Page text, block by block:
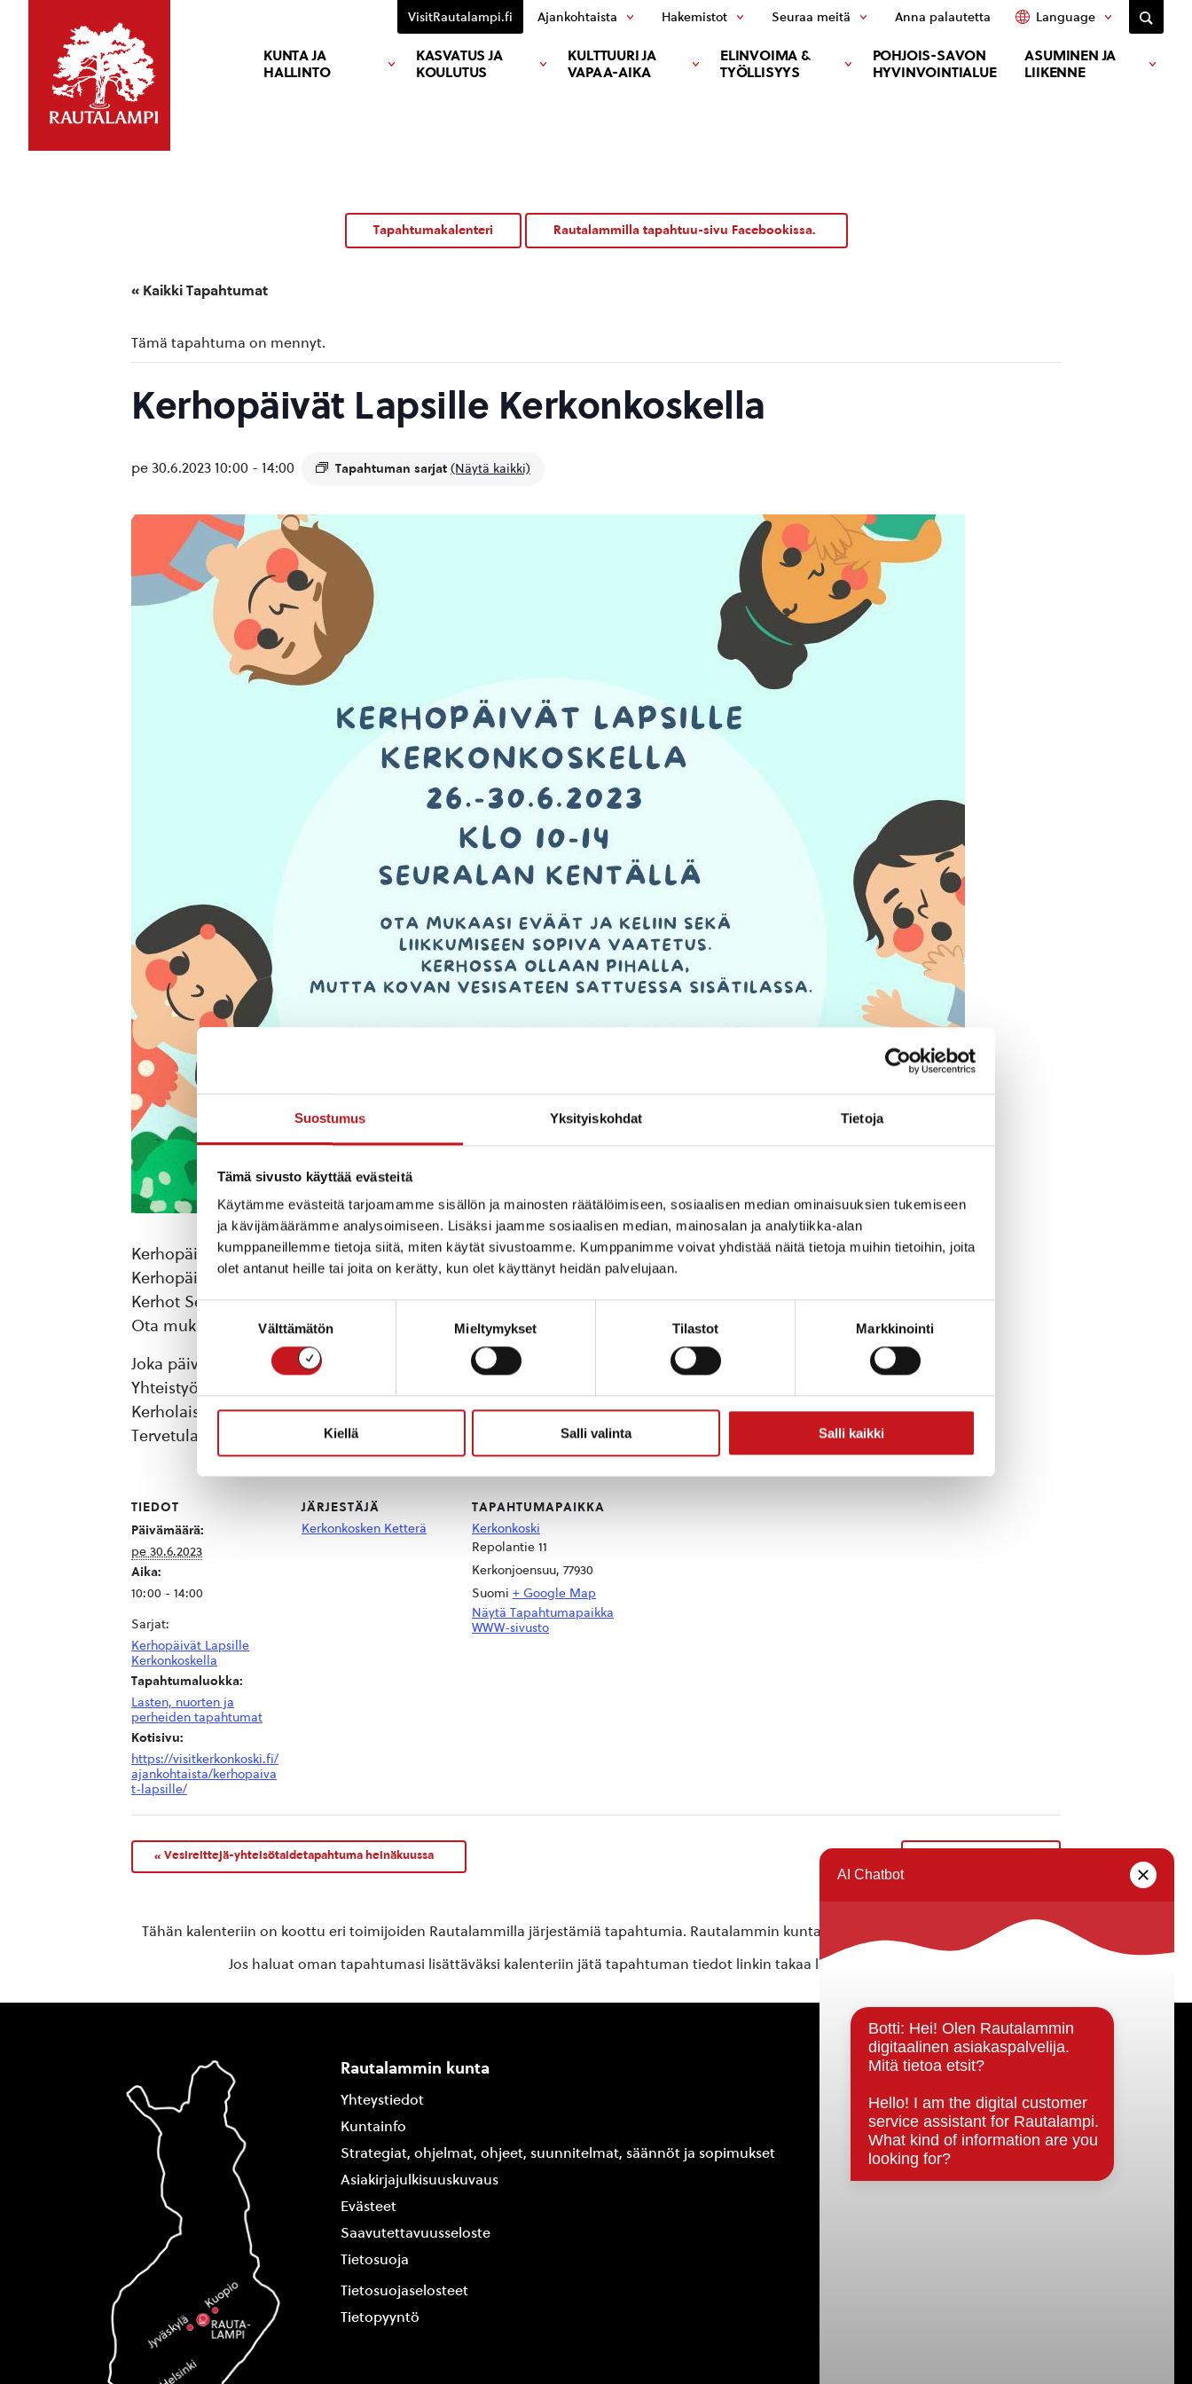
Suostumus Yksityiskohdat Tietoja
Tämä sivusto käyttää evästeitä
Käytämme evästeitä tarjoamamme sisällön ja mainosten räätälöimiseen, sosiaalisen median ominaisuuksien tukemiseen
ja kävijämäärämme analysoimiseen. Lisäksi jaamme sosiaalisen median, mainosalan ja analytiikka-alan
kumppaneillemme tietoja siitä, miten käytät sivustoamme. Kumppanimme voivat yhdistää näitä tietoja muihin tietoihin, joita
olet antanut heille tai joita on kerätty, kun olet käyttänyt heidän palvelujaan.
Suostumuksen
Välttämätön Mieltymykset Tilastot Markkinointi
Kiellä Salli valinta Salli kaikki
KUNTA JA
HALLINTO
KASVATUS JA
KOULUTUS
KULTTUURI JA
VAPAA-AIKA
ELINVOIMA &
TYÖLLISYYS
POHJOIS-SAVON
HYVINVOINTIALUE
ASUMINEN JA
LIIKENNE
VisitRautalampi.fi Ajankohtaista Hakemistot Seuraa meitä Anna palautetta Language
Tapahtumakalenteri Rautalammilla tapahtuu-sivu Facebookissa.
« Kaikki Tapahtumat
Tämä tapahtuma on mennyt.
Kerhopäivät Lapsille Kerkonkoskella
pe 30.6.2023 10:00 - 14:00 Tapahtuman sarjat (Näytä kaikki)
Kerhopäivät Lapsille:
Kerhopäivät lapsille Kerkonkoskella 26.-30.6.2023 klo 10-14.
Kerhot Seuralan kentällä, mutta kovan vesisateen sattuessa sisätilassa.
Ota mukaasi eväät ja keliin sekä liikkumiseen sopiva vaatetus.
Joka päivä eri vetäjät ja eri tekemiset.
Yhteistyössä: Rautalammin kunta, MLL Rautalampi sekä Kerkonkosken Ketterä.
Kerholaisia ei ole vakuutettu järjestäjän puolesta.
Tervetula mukaan!
TIEDOT
Päivämäärä:
pe 30.6.2023
Aika:
10:00 - 14:00
Sarjat:
Kerhopäivät Lapsille
Kerkonkoskella
Tapahtumaluokka:
Lasten, nuorten ja
perheiden tapahtumat
Kotisivu:
https://visitkerkonkoski.fi/
ajankohtaista/kerhopaiva
t-lapsille/
JÄRJESTÄJÄ
Kerkonkosken Ketterä
TAPAHTUMAPAIKKA
Kerkonkoski
Repolantie 11
Kerkonjoensuu, 77930
Suomi + Google Map
Näytä Tapahtumapaikka
WWW-sivusto
« Vesireittejä-yhteisötaidetapahtuma heinäkuussa
Tähän kalenteriin on koottu eri toimijoiden Rautalammilla järjestämiä tapahtumia. Rautalammin kunta ei vastaa tietojen oikeellisuudesta.
Jos haluat oman tapahtumasi lisättäväksi kalenteriin jätä tapahtuman tiedot linkin takaa löytyvällä
Rautalammin kunta
Yhteystiedot
Kuntainfo
Strategiat, ohjelmat, ohjeet, suunnitelmat, säännöt ja sopimukset
Asiakirjajulkisuuskuvaus
Evästeet
Saavutettavuusseloste
Tietosuoja
Tietosuojaselosteet
Tietopyyntö
Päätöksenteko ja lähidemokratia
Päätökset, esityslistat & pöytäkirjat
Hallinto
Kunnanhallitus
Kunnanvaltuusto